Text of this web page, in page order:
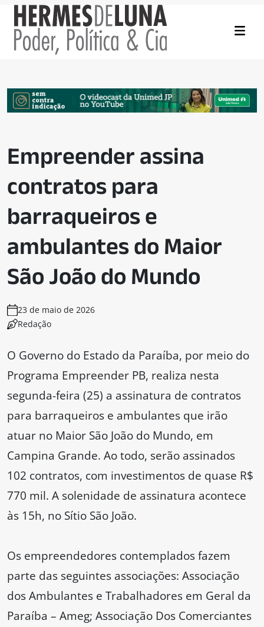
Empreender assina
contratos para
barraqueiros e
ambulantes do Maior
São João do Mundo
23 de maio de 2026
Redação
O Governo do Estado da Paraíba, por meio do
Programa Empreender PB, realiza nesta
segunda-feira (25) a assinatura de contratos
para barraqueiros e ambulantes que irão
atuar no Maior São João do Mundo, em
Campina Grande. Ao todo, serão assinados
102 contratos, com investimentos de quase R$
770 mil. A solenidade de assinatura acontece
às 15h, no Sítio São João.
Os empreendedores contemplados fazem
parte das seguintes associações: Associação
dos Ambulantes e Trabalhadores em Geral da
Paraíba – Ameg; Associação Dos Comerciantes